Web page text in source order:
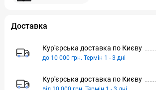
Доставка
Кур'єрська доставка по Києву
до 10 000 грн. Термін 1 - 3 дні
Кур'єрська доставка по Києву